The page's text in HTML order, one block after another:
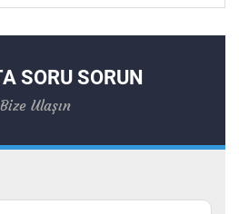
SORU SORUN
Bize Ulaşın